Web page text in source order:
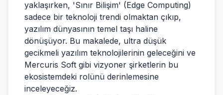
yaklaşırken, 'Sınır Bilişim' (Edge Computing)
sadece bir teknoloji trendi olmaktan çıkıp,
yazılım dünyasının temel taşı haline
dönüşüyor. Bu makalede, ultra düşük
gecikmeli yazılım teknolojilerinin geleceğini ve
Mercuris Soft gibi vizyoner şirketlerin bu
ekosistemdeki rolünü derinlemesine
inceleyeceğiz.